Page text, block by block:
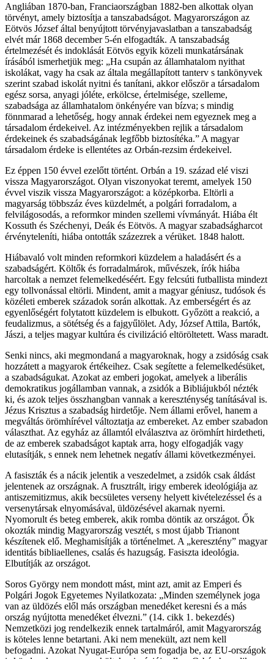
Angliában 1870-ban, Franciaországban 1882-ben alkottak olyan
törvényt, amely biztosítja a tanszabadságot. Magyarországon az
Eötvös József által benyújtott törvényjavaslatban a tanszabadság
elvét már 1868 december 5-én elfogadták. A tanszabadság
értelmezését és indoklását Eötvös egyik közeli munkatársának
írásából ismerhetjük meg: „Ha csupán az államhatalom nyithat
iskolákat, vagy ha csak az általa megállapított tanterv s tankönyvek
szerint szabad iskolát nyitni és tanítani, akkor először a társadalom
egész sorsa, anyagi jóléte, erkölcse, értelmisége, szelleme,
szabadsága az államhatalom önkényére van bízva; s mindig
fönnmarad a lehetőség, hogy annak érdekei nem egyeznek meg a
társadalom érdekeivel. Az intézményekben rejlik a társadalom
érdekeinek és szabadságának legfőbb biztosítéka.” A magyar
társadalom érdeke is ellentétes az Orbán-rezsim érdekeivel.
Ez éppen 150 évvel ezelőtt történt. Orbán a 19. század elé viszi
vissza Magyarországot. Olyan viszonyokat teremt, amelyek 150
évvel viszik vissza Magyarországot: a középkorba. Eltörli a
magyarság többszáz éves küzdelmét, a polgári forradalom, a
felvilágosodás, a reformkor minden szellemi vívmányát. Hiába élt
Kossuth és Széchenyi, Deák és Eötvös. A magyar szabadságharcot
érvényteleníti, hiába ontották százezrek a vérüket. 1848 halott.
Hiábavaló volt minden reformkori küzdelem a haladásért és a
szabadságért. Költők és forradalmárok, művészek, írók hiába
harcoltak a nemzet felemelkedéséért. Egy felcsúti futballista mindezt
egy tollvonással eltörli. Mindent, amit a magyar géniusz, tudósok és
közéleti emberek századok során alkottak. Az emberségért és az
egyenlőségért folytatott küzdelem is elbukott. Győzött a reakció, a
feudalizmus, a sötétség és a fajgyűlölet. Ady, József Attila, Bartók,
Jászi, a teljes magyar kultúra és civilizáció eltöröltetett. Wass maradt.
Senki nincs, aki megmondaná a magyaroknak, hogy a zsidóság csak
hozzátett a magyarok értékeihez. Csak segítette a felemelkedésüket,
a szabadságukat. Azokat az emberi jogokat, amelyek a liberális
demokratikus jogállamban vannak, a zsidók a Bibliájukból nézték
ki, és azok teljes összhangban vannak a kereszténység tanításával is.
Jézus Krisztus a szabadság hirdetője. Nem állami erővel, hanem a
megváltás örömhírével változtatja az embereket. Az ember szabadon
választhat. Az egyház az államtól elválasztva az örömhírt hirdetheti,
de az emberek szabadságot kaptak arra, hogy elfogadják vagy
elutasítják, s ennek nem lehetnek negatív állami következményei.
A fasiszták és a nácik jelentik a veszedelmet, a zsidók csak áldást
jelentenek az országnak. A frusztrált, irigy emberek ideológiája az
antiszemitizmus, akik becsületes verseny helyett kivételezéssel és a
versenytársak elnyomásával, üldözésével akarnak nyerni.
Nyomorult és beteg emberek, akik romba döntik az országot. Ők
okozták mindig Magyarország vesztét, s most újabb Trianont
készítenek elő. Meghamisítják a történelmet. A „keresztény” magyar
identitás bibliaellenes, csalás és hazugság. Fasiszta ideológia.
Elbutítják az országot.
Soros György nem mondott mást, mint azt, amit az Emperi és
Polgári Jogok Egyetemes Nyilatkozata: „Minden személynek joga
van az üldözés elől más országban menedéket keresni és a más
ország nyújtotta menedéket élvezni.” (14. cikk 1. bekezdés)
Nemzetközi jog rendelkezik ennek tartalmáról, amit Magyarország
is köteles lenne betartani. Aki nem menekült, azt nem kell
befogadni. Azokat Nyugat-Európa sem fogadja be, az EU-országok